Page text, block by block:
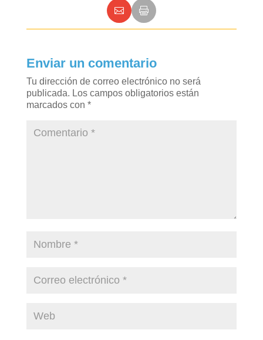
Enviar un comentario
Tu dirección de correo electrónico no será
publicada. Los campos obligatorios están
marcados con *